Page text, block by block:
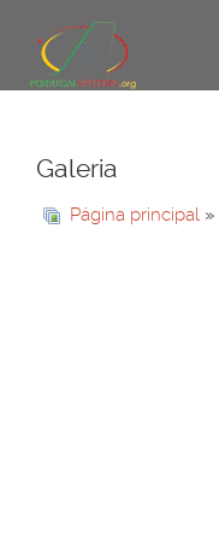
Galeria
Página principal »